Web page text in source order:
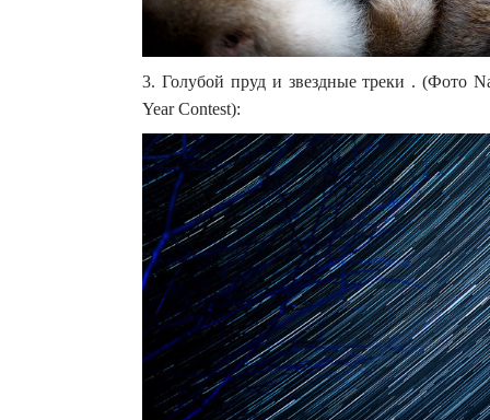
3. Голубой пруд и звездные треки . (Фото
Year Contest):